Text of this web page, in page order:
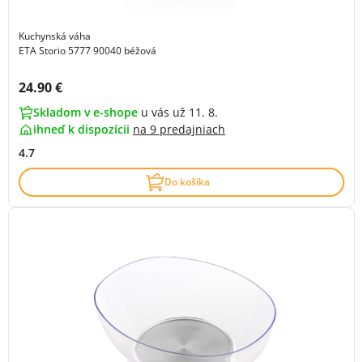
Kuchynská váha
ETA Storio 5777 90040 béžová
Cena s DPH:
24.90 €
Skladom v e-shope u vás už 11. 8.
ihneď k dispozícii na 9 predajniach
4.7
Do košíka